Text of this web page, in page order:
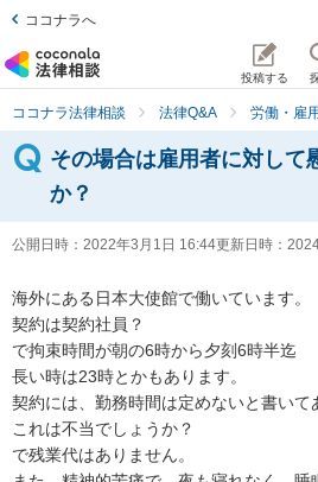
ココナラへ
投稿する
ココナラ法律相談 法律Q&A 労働・雇
その場合は雇用者に対して
か？
公開日時： 2022年3月1日 16:44更新日時：
海外にある日本大使館で働いています。
契約は契約社員？
で拘束時間が朝の6時から夕刻6時半迄
長い時は23時とかもあります。
契約には、勤務時間は定めないと書いて
これは不当でしょうか？
で残業代はありません。